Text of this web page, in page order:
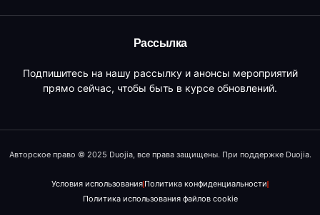
Рассылка
Подпишитесь на нашу рассылку и анонсы мероприятий
прямо сейчас, чтобы быть в курсе обновлений.
Авторское право © 2025 Duojia, все права защищены. При поддержке Duojia.
Условия использования Политика конфиденциальности
Политика использования файлов cookie